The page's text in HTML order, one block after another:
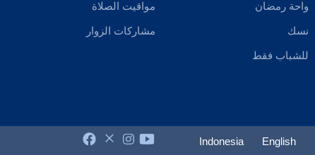
واحة رمضان
نسك
للشباب فقط
مواقيت الصلاة
مشاركات الزوار
English
Indonesia